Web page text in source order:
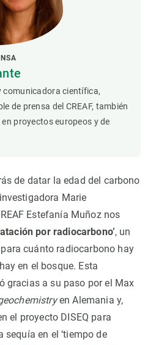
comunicadora científica,
de prensa del CREAF, también
proyectos europeos y de
de datar la edad del carbono
Marie
Estefanía Muñoz nos
por radiocarbono’, un
cuánto radiocarbono hay
en el bosque. Esta
gracias a su paso por el Max
en Alemania y,
el proyecto DISEQ para
en el ‘tiempo de